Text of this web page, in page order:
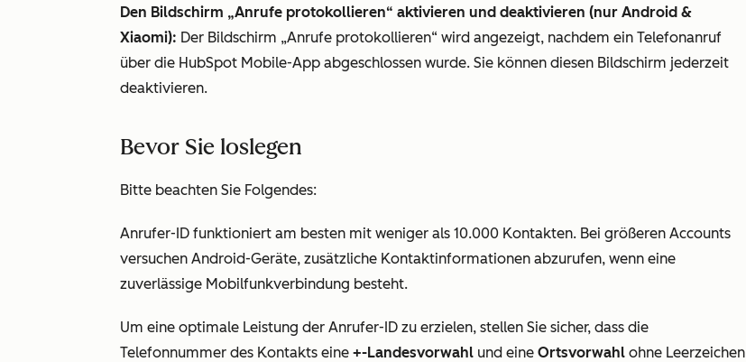
Den Bildschirm „Anrufe protokollieren“ aktivieren und deaktivieren (nur Android &
Xiaomi): Der Bildschirm „Anrufe protokollieren“ wird angezeigt, nachdem ein Telefonanruf
über die HubSpot Mobile-App abgeschlossen wurde. Sie können diesen Bildschirm jederzeit
deaktivieren.
Bevor Sie loslegen
Bitte beachten Sie Folgendes:
Anrufer-ID funktioniert am besten mit weniger als 10.000 Kontakten. Bei größeren Accounts
versuchen Android-Geräte, zusätzliche Kontaktinformationen abzurufen, wenn eine
zuverlässige Mobilfunkverbindung besteht.
Um eine optimale Leistung der Anrufer-ID zu erzielen, stellen Sie sicher, dass die
Telefonnummer des Kontakts eine +-Landesvorwahl und eine Ortsvorwahl ohne Leerzeichen